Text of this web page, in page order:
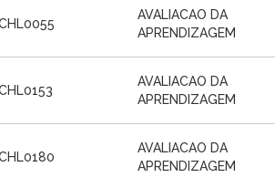
AVALIACAO DA
APRENDIZAGEM
AVALIACAO DA
APRENDIZAGEM
AVALIACAO DA
APRENDIZAGEM